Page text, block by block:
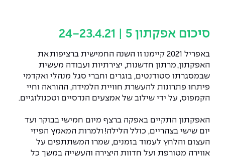
סיכום אפקתון 5 | 2 4-23.4.21
באפריל 2021 קיימנו זו השנה החמישית ברציפות את
האפקתון, מרתון חדשנות, יצירתיות ועבודה מעשית
שבמסגרתו סטודנטים, בוגרים וחברי סגל מִנהלי ואקדמי
פיתחו פתרונות להעשרת חוויית הלמידה, ההוראה וחיי
הקמפוס, על ידי שילוב של אמצעים הנדסיים וטכנולוגיים.
האפקתון התקיים באפקה ברצף מיום חמישי בבוקר ועד
יום שישי בצהריים, כולל הלילה! ולמרות המאמץ הפיזי
העצום והלחץ לעמוד בזמנים, שמרו המשתתפים על
אווירה מטורפת ועל חדוות היצירה והעשייה במשך כל
נהלים, תקנונים וחקיקה
הוגנות מגדרית
הצהרת נגישות
לעבוד באפקה
לוח שנה אקדמי
דו-חוגי בהנדסה ומדעים
תואר שני בהנדסה
הנדסת אנרגיה והספק
הנדסה וניהול
הנדסת מערכות
דקאנט הסטודנטים
מרכז קריירה
מעבדות
ספרייה
אגודת הסטודנטים
עתודה אקדמית
מסלול ישיר לתואר ראשון
מידע למועמד תואר שני
הרשמה און ליין
שאלות ותשובות
המרכז לאנרגיה מתחדשת ובת קיימא
המרכז למחקר יישומי בעיבוד שפה וקול
המרכז להנדסת חומרים ותהליכים
מרכז ICSGen.AI
כנסים